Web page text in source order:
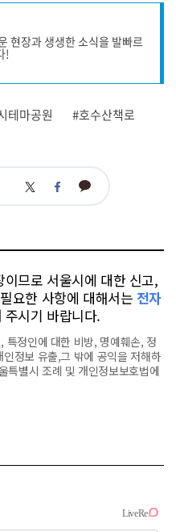
현장과 생생한 소식을 발빠르
!
테마공원
#호수산책로
트 페 카
므로 서울시에 대한 신고,
요한 사항에 대해서는 전자
주시기 바랍니다.
특정인에 대한 비방, 명예훼손, 정
정보 유출,그 밖에 공익을 저해하
특별시 조례 및 개인정보보호법에